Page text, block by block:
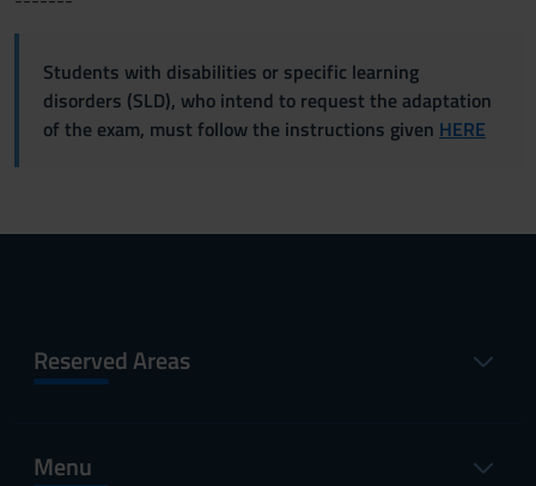
Students with disabilities or specific learning
disorders (SLD), who intend to request the adaptation
of the exam, must follow the instructions given HERE
Reserved Areas
Menu